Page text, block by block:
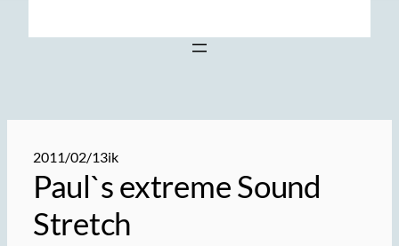
2011/02/13ik
Paul`s extreme Sound
Stretch